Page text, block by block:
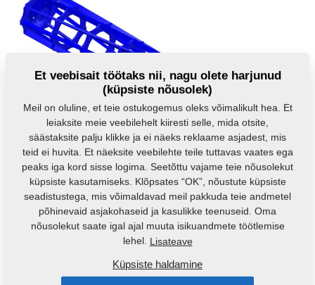
masinad
Allalaadimiseks
2001149
Et veebisait töötaks nii, nagu olete harjunud
(küpsiste nõusolek)
Meil on oluline, et teie ostukogemus oleks võimalikult hea. Et
leiaksite meie veebilehelt kiiresti selle, mida otsite,
säästaksite palju klikke ja ei näeks reklaame asjadest, mis
teid ei huvita. Et näeksite veebilehte teile tuttavas vaates ega
peaks iga kord sisse logima. Seetõttu vajame teie nõusolekut
küpsiste kasutamiseks. Klõpsates “OK”, nõustute küpsiste
seadistustega, mis võimaldavad meil pakkuda teie andmetel
põhinevaid asjakohaseid ja kasulikke teenuseid. Oma
nõusolekut saate igal ajal muuta isikuandmete töötlemise
lehel. Lisateave
Küpsiste haldamine